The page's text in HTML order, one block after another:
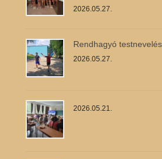
2026.05.27.
Rendhagyó
2026.05.27.
2026.05.21.